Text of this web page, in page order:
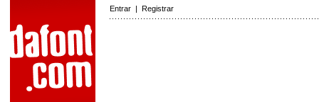
Entrar | Registrar